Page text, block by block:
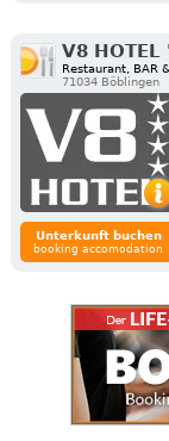
V8 HOTEL
Restaurant, BAR
71034 Böblingen
Unterkunft buchen
booking accomodation